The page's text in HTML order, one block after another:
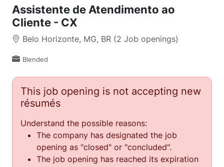
Assistente de Atendimento ao
Cliente - CX
Belo Horizonte, MG, BR (2 Job openings)
Blended
This job opening is not accepting new
résumés
Understand the possible reasons:
The company has designated the job
opening as "closed" or "concluded".
The job opening has reached its expiration